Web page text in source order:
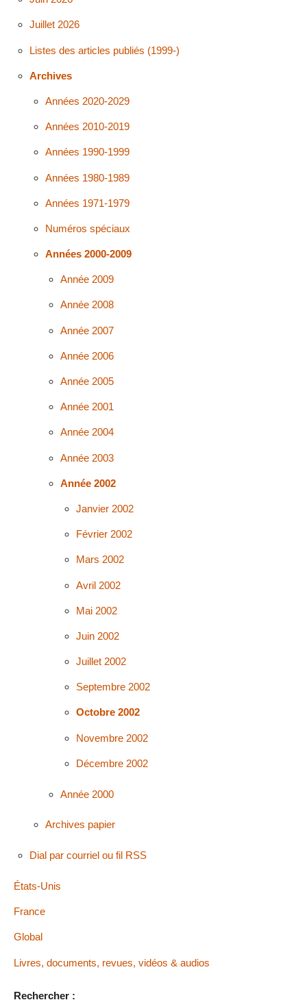
Juillet 2026
Listes des articles publiés (1999-)
Archives
Années 2020-2029
Années 2010-2019
Années 1990-1999
Années 1980-1989
Années 1971-1979
Numéros spéciaux
Années 2000-2009
Année 2009
Année 2008
Année 2007
Année 2006
Année 2005
Année 2001
Année 2004
Année 2003
Année 2002
Janvier 2002
Février 2002
Mars 2002
Avril 2002
Mai 2002
Juin 2002
Juillet 2002
Septembre 2002
Octobre 2002
Novembre 2002
Décembre 2002
Année 2000
Archives papier
Dial par courriel ou fil RSS
États-Unis
France
Global
Livres, documents, revues, vidéos & audios
Rechercher :